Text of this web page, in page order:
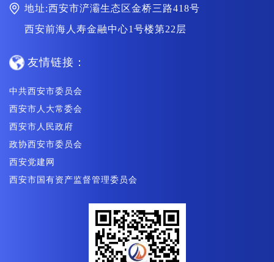
地址:西安市浐灞生态区金桥三路418号
西安前海人寿金融中心1号楼第22层
友情链接：
中共西安市委员会
西安市人大常委会
西安市人民政府
政协西安市委员会
西安党建网
西安市国有资产监督管理委员会